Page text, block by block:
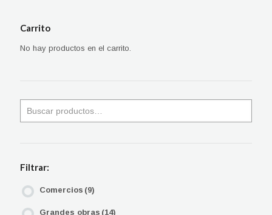
Carrito
No hay productos en el carrito.
Filtrar:
Comercios (9)
Grandes obras (14)